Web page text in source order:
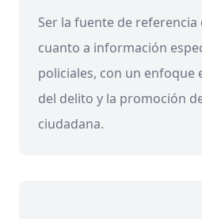
Ser la fuente de referencia
cuanto a información
policiales, con un enfoque
del delito y la promoción
ciudadana.